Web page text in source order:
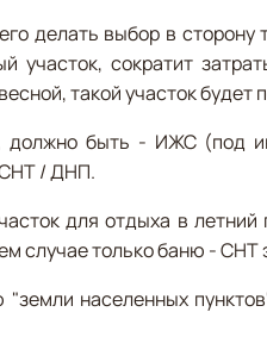
делать выбор в
сократит
такой участок будет
должно быть - ИЖС (под
СНТ / ДНП.
для отдыха в
случае только баню - СНТ
населенных